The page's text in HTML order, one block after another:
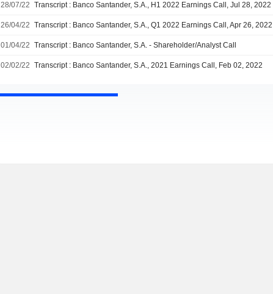
28/07/22 Transcript : Banco Santander, S.A., H1 2022 Earnings Call, Jul 28, 2022
26/04/22 Transcript : Banco Santander, S.A., Q1 2022 Earnings Call, Apr 26, 2022
01/04/22 Transcript : Banco Santander, S.A. - Shareholder/Analyst Call
02/02/22 Transcript : Banco Santander, S.A., 2021 Earnings Call, Feb 02, 2022